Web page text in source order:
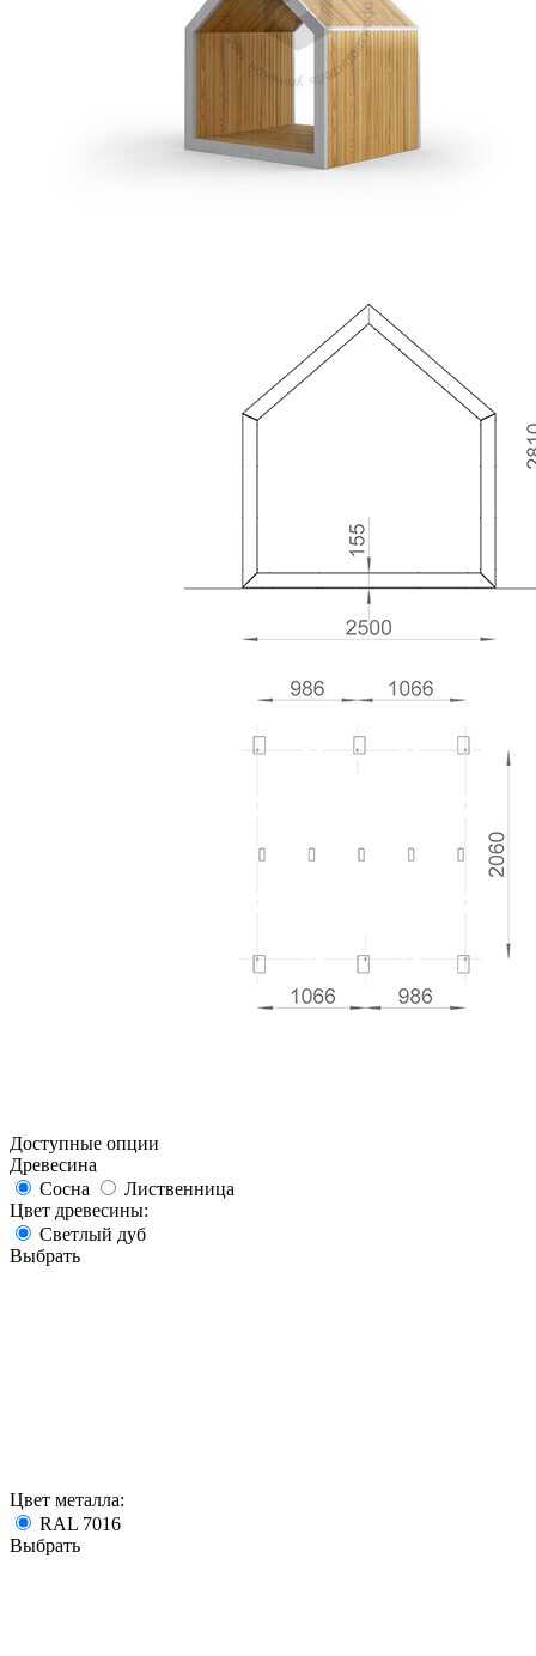
Доступные опции
Древесина
Сосна
Лиственница
Цвет древесины:
Светлый дуб
Выбрать
Цвет металла:
RAL 7016
Выбрать